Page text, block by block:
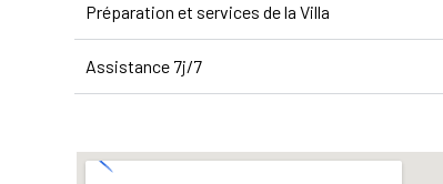
Préparation et services de la Villa
Assistance 7j/7